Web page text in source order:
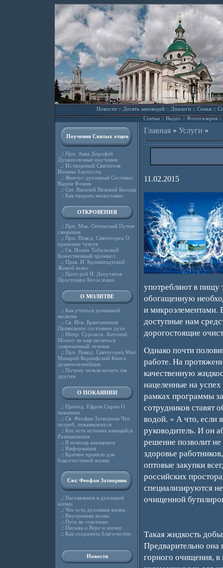
Новости::Десять заповедей::Диалоги::Семья::
Статьи::Видео ::Фотогалерея::
Поучения Святых отцов
.: Прп. Авва Дорофей
Душеполезные поучения
.: Из творений Святителя
Иоанна Златоуста
.: Жемчуг духовный Составил
Вадим Фомин
.: Свт. Василий Великий Беседы
.: Как творить милостыню
ОТКРОВЕНИЯ
.: Прп. Мак. Оптинский Путем
смирения
.: Прп. Никод. Святогорец О
хранении чувств
.: Св. Иоанн Тобольский
Божественный промысл
.: Прав. И. Кронштадтский
Живой колос
.: Прот-рей Н. Депутатов
Простецкое Богословие
О МОЛИТВЕ
.: Как учиться домашней
молитве
.: Св. Игн. Брянчанинов
Правильное состояние духа
.: Митр. Сурожск. Антоний
Может ли еще молиться
современный человек
.: Прп. Никод. Святогорец Мит.
Макарий Коринфский Книга
душеполезнейшая
.: Почему нельзя желать зла
другим
О ПОКАЯНИИ
.: Препод. Ефрем Сирин О
покаянии
.: Св. Феофан Затворник Что
потреб. покаявшемуся
.: Кто есть истинно кающийся.
Размышления
.: В помощь кающимся
.: Информация
.: Краткое правило для
благочестивой жизни
Свт. Феофан Затворник
.: Наставления в духовной
жизни
.: Что есть духовная жизнь
.: Внутренняя жизнь
.: Путь ко спасению
.: Письма о Вере и жизни
.: Как сохранить благочестие
Новости
Главная» Услуги »
11.02.2015
употребляют в пищу
обогащенную
и микроэлементами.
доступные нам
дорогостоящие
Однако почти
работе. На
качественную
нацеленные на успех
рамках программы
сотрудников ставят
водой. « А что, если
руководитель. И он
решение позволит
здоровье
оптовые закупки
российских
специализируются
очищенной
Такая жидкость
Предварительно она
горного очищения, в